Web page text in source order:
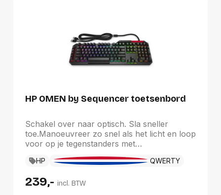
HP OMEN by Sequencer toetsenbord
Schakel over naar optisch. Sla sneller
toe.Manoeuvreer zo snel als het licht en loop
voor op je tegenstanders met
mechanische schakelaars. Gebouwd voor
doel.
HP QWERTY
239,- incl. BTW